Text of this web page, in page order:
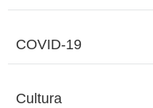
COVID-19
Cultura